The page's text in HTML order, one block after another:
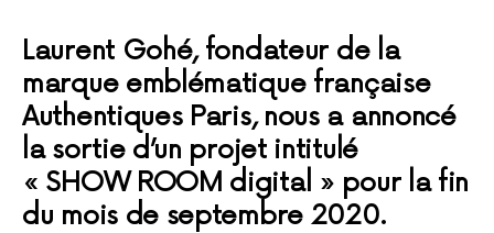
Laurent Gohé, fondateur de la
marque emblématique française
Authentiques Paris, nous a annoncé
la sortie d’un projet intitulé
« SHOW ROOM digital » pour la fin
du mois de septembre 2020.